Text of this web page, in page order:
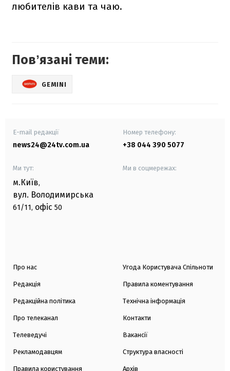
любителів кави та чаю.
Повʼязані теми:
GEMINI
E-mail редакції
news24@24tv.com.ua
Номер телефону:
+38 044 390 5077
Ми тут:
м.Київ,
вул. Володимирська
61/11, офіс 50
Ми в соцмережах:
Про нас
Редакція
Редакційна політика
Про телеканал
Телеведучі
Рекламодавцям
Правила користування
Угода Користувача Спільноти
Правила коментування
Технічна інформація
Контакти
Вакансії
Структура власності
Архів